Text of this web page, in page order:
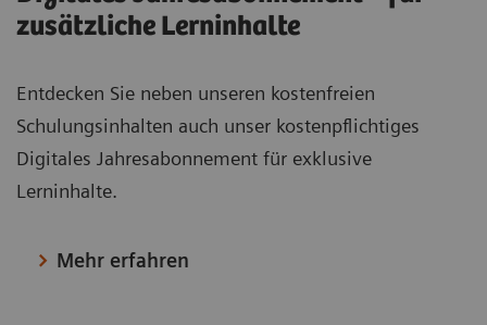
zusätzliche Lerninhalte
Entdecken Sie neben unseren kostenfreien
Schulungsinhalten auch unser kostenpflichtiges
Digitales Jahresabonnement für exklusive
Lerninhalte.
Mehr erfahren